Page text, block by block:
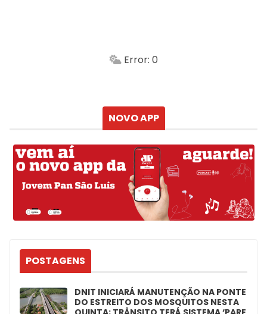
Min.
Error: 0
NOVO APP
POSTAGENS
DNIT INICIARÁ MANUTENÇÃO NA PONTE
DO ESTREITO DOS MOSQUITOS NESTA